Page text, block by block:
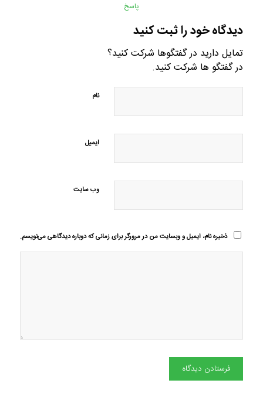
پاسخ
دیدگاه خود را ثبت کنید
تمایل دارید در گفتگوها شرکت کنید؟
در گفتگو ها شرکت کنید.
نام
ایمیل
وب‌ سایت
ذخیره نام، ایمیل و وبسایت من در مرورگر برای زمانی که دوباره دیدگاهی می‌نویسم.